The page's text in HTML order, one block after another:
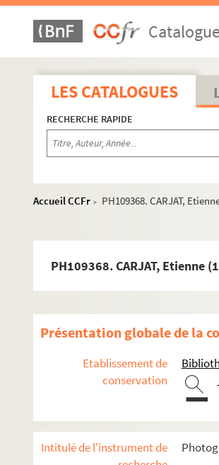
LES CATALOGUES
RECHERCHE RAPIDE
Accueil CCFr >
PH109368. CARJAT,
PH109368. CARJAT, Etienne
Présentation globale de la
Etablissement de
conservation
Intitulé de l'instrument de
PH109341. ADAM, E. Ecclésiastique
PH109342. ADAM, E.
PH109343. HORDE. Madeleine
PH109344. ALBERT. Jeune homme
PH109345. BROTONIERE,
PH109346. DURAND, Philippe
PH109347. ESCUDIE, Benjamin.
PH109348. FAFOURNIOUX.
PH109352. VICTOIRE, André
PH109355. VICTOIRE, André
PH109357. VICTOIRE, André
PH109358. VICTOIRE, André
PH109359. VICTOIRE et
PH109360. BRION, Camille